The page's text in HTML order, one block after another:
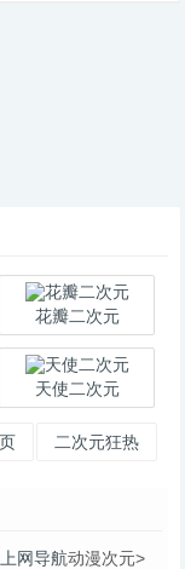
花瓣二次元
天使二次元
二次元狂热
网导航动漫次元>